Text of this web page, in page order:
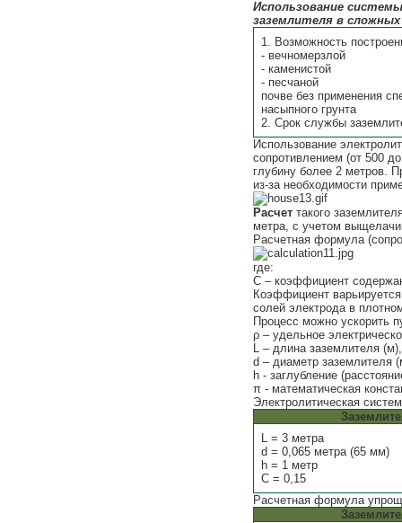
Использование
заземлителя в
1. Возможность
- вечномерзлой
- каменистой
- песчаной
почве без применения
насыпного грунта
2. Срок службы
Использование
сопротивлением (от 500
глубину более 2 метров.
из-за необходимости
Расчет такого
метра, с учетом
Расчетная формула
где:
С – коэффициент
Коэффициент
солей электрода в
Процесс можно ускорить
ρ – удельное
L – длина заземлителя (м),
d – диаметр заземлителя
h - заглубление
π - математическая
Электролитическая
L = 3 метра
d = 0,065 метра (65 мм)
h = 1 метр
C = 0,15
Расчетная формула